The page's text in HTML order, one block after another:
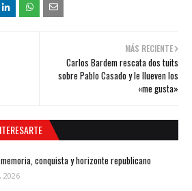
MÁS RECIENTE
Carlos Bardem rescata dos tuits
sobre Pablo Casado y le llueven los
«me gusta»
conquista y horizonte republicano
2026